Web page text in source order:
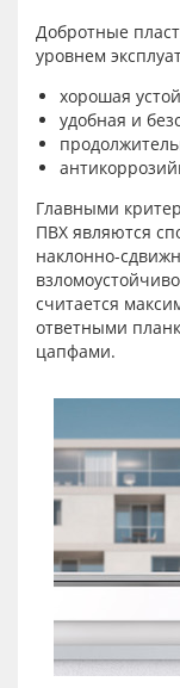
Добротные
уровнем
хорошая
удобная и
Главными
ПВХ являются
наклонно-
считается
ответными
цапфами.